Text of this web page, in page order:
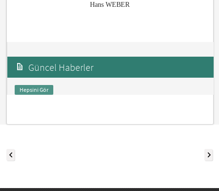
Hans WEBER
Güncel Haberler
Hepsini Gör